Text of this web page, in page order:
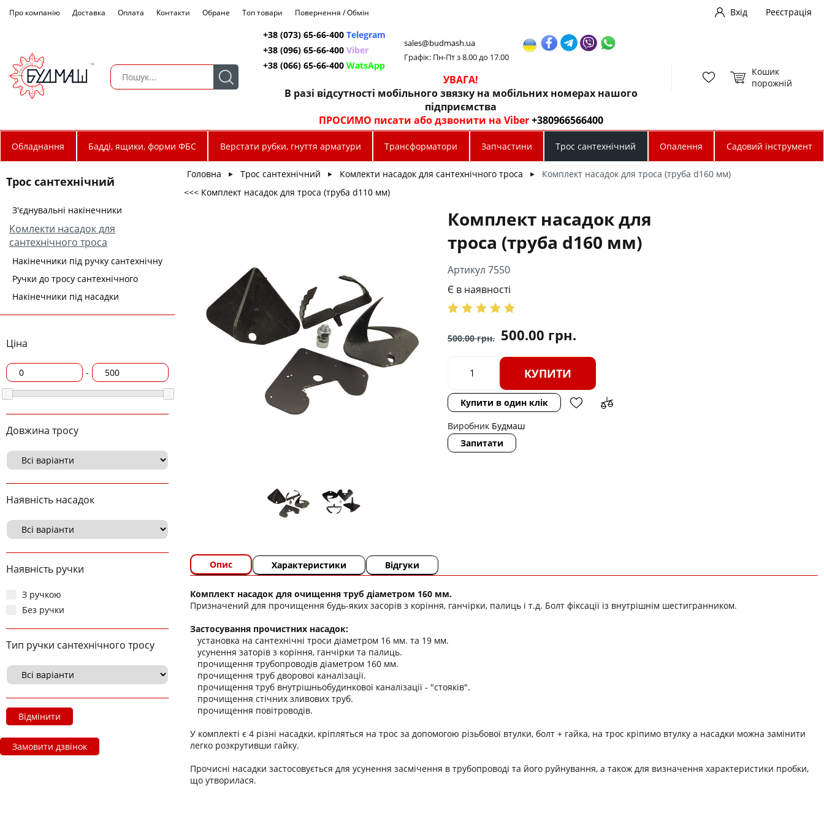
Про компанію Доставка Оплата Контакти Обране Топ товари Повернення / Обмін Вхід
Реєстрація
+38 (073) 65-66-400 Telegram
+38 (096) 65-66-400 Viber
+38 (066) 65-66-400 WatsApp
sales@budmash.ua
Графік: Пн-Пт з 8.00 до 17.00
УВАГА!
В разі відсутності мобільного звязку на мобільних номерах нашого
підприємства
ПРОСИМО писати або дзвонити на Viber+380966566400
Кошик
порожній
Обладнання Бадді, ящики, форми ФБС Верстати рубки, гнуття арматури Трансформатори Запчастини Трос сантехнічний Опалення Садовий інструмент
Трос сантехнічний
З'єднувальні накінечники
Комлекти насадок для
сантехнічного троса
Накінечники під ручку сантехнічну
Ручки до тросу сантехнічного
Накінечники під насадки
Ціна
-
Довжина тросу
Наявність насадок
Наявність ручки
З ручкою
Без ручки
Тип ручки сантехнічного тросу
Відмінити
Замовити дзвінок
Головна ► Трос сантехнічний ► Комлекти насадок для сантехнічного троса ►
Комплект насадок для троса (труба d160 мм)
<<< Комплект насадок для троса (труба d110 мм)
Комплект насадок для
троса (труба d160 мм)
Артикул 7550
Є в наявності
500.00грн. 500.00 грн.
КУПИТИ
Купити в один клік
Виробник Будмаш
Запитати
Опис Характеристики Відгуки
Комплект насадок для очищення труб діаметром 160 мм.
Призначений для прочищення будь-яких засорів з коріння, ганчірки, палиць і т.д. Болт фіксації із внутрішнім шестигранником.
Застосування прочистних насадок:
установка на сантехнічні троси діаметром 16 мм. та 19 мм.
усунення заторів з коріння, ганчірки та палиць.
прочищення трубопроводів діаметром 160 мм.
прочищення труб дворової каналізації.
прочищення труб внутрішньобудинкової каналізації - "стояків".
прочищення стічних зливових труб.
прочищення повітроводів.
У комплекті є 4 різні насадки, кріпляться на трос за допомогою різьбової втулки, болт + гайка, на трос кріпимо втулку а насадки можна замінити
легко розкрутивши гайку.
Прочисні насадки застосовується для усунення засмічення в трубопроводі та його руйнування, а також для визначення характеристики пробки,
що утворилася.